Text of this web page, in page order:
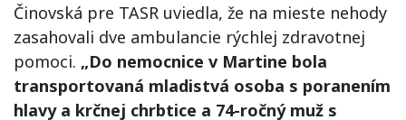
Činovská pre TASR uviedla, že na mieste nehody
zasahovali dve ambulancie rýchlej zdravotnej
pomoci. „Do nemocnice v Martine bola
transportovaná mladistvá osoba s poranením
hlavy a krčnej chrbtice a 74-ročný muž s